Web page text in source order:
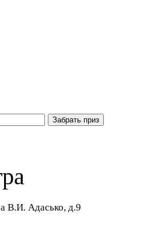
В.И. Адасько, д.9